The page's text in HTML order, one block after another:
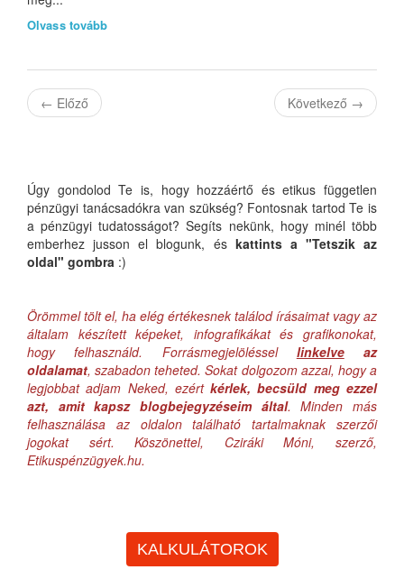
Olvass tovább
← Előző Következő →
Úgy gondolod Te is, hogy hozzáértő és etikus független
pénzügyi tanácsadókra van szükség? Fontosnak tartod Te is
a pénzügyi tudatosságot? Segíts nekünk, hogy minél több
emberhez jusson el blogunk, és kattints a "Tetszik az
oldal" gombra :)
Örömmel tölt el, ha elég értékesnek találod írásaimat vagy az
általam készített képeket, infografikákat és grafikonokat,
hogy felhasználd. Forrásmegjelöléssel linkelveaz
oldalamat, szabadon teheted. Sokat dolgozom azzal, hogy a
legjobbat adjam Neked, ezértkérlek, becsüld meg ezzel
azt, amit kapsz blogbejegyzéseim által. Minden más
felhasználása az oldalon található tartalmaknak szerzői
jogokat sért. Köszönettel, Cziráki Móni, szerző,
Etikuspénzügyek.hu.
KALKULÁTOROK